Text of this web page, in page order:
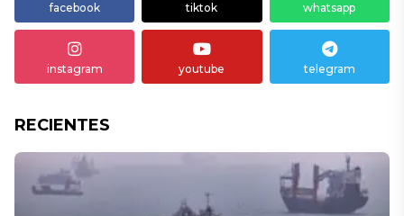
facebook tiktok whatsapp
instagram youtube telegram
RECIENTES